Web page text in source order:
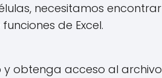
necesitamos encontrar
de Excel.
obtenga acceso al archivo